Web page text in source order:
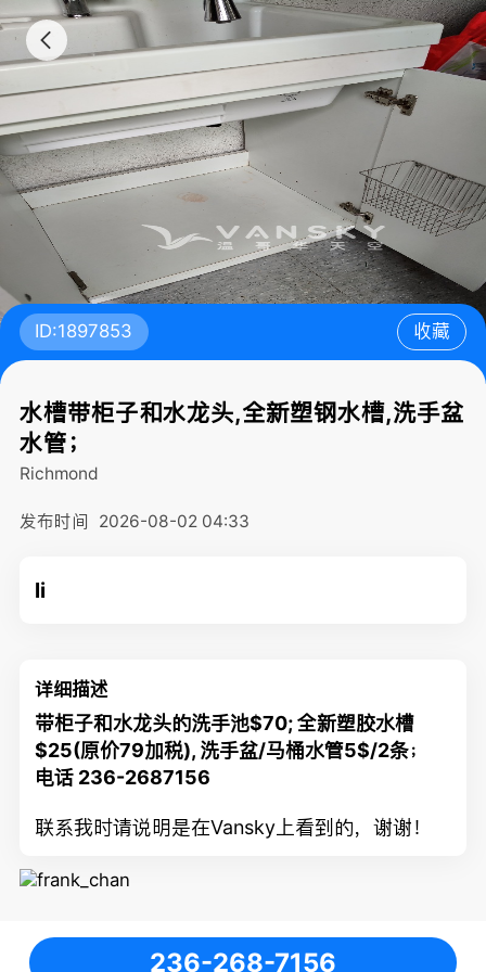
ID:1897853 收藏
水槽带柜子和水龙头,全新塑钢水槽,洗手盆
水管；
Richmond
发布时间 2026-08-02 04:33
li
详细描述
带柜子和水龙头的洗手池$70; 全新塑胶水槽
$25(原价79加税), 洗手盆/马桶水管5$/2条；
电话 236-2687156
联系我时请说明是在Vansky上看到的，谢谢！
236-268-7156